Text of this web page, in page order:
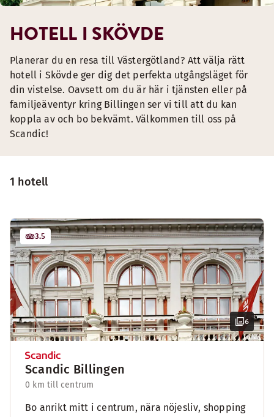
1 hotell
6
3.5
Scandic Billingen
0 km till centrum
Bo anrikt mitt i centrum, nära nöjesliv, shopping
HOTELL I SKÖVDE
Planerar du en resa till Västergötland? Att välja rätt
hotell i Skövde ger dig det perfekta utgångsläget för
din vistelse. Oavsett om du är här i tjänsten eller på
familjeäventyr kring Billingen ser vi till att du kan
koppla av och bo bekvämt. Välkommen till oss på
Scandic!